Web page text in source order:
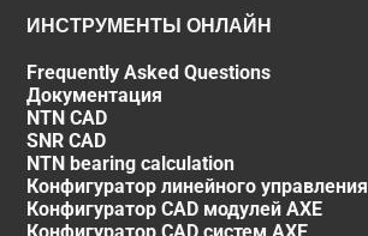
ИНСТРУМЕНТЫ ОНЛАЙН
Frequently Asked Questions
Документация
NTN CAD
SNR CAD
NTN bearing calculation
Конфигуратор линейного управления
Конфигуратор CAD модулей AXE